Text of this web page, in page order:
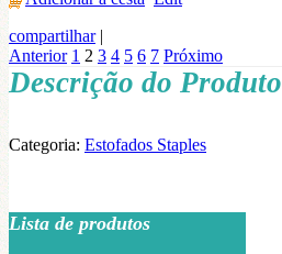
compartilhar |
Anterior 1 2 3 4 5 6 7 Próximo
Descrição do Produto
Categoria: Estofados Staples
Lista de produtos